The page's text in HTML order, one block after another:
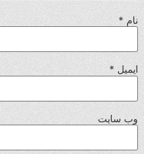
نام *
ایمیل *
وب‌ سایت